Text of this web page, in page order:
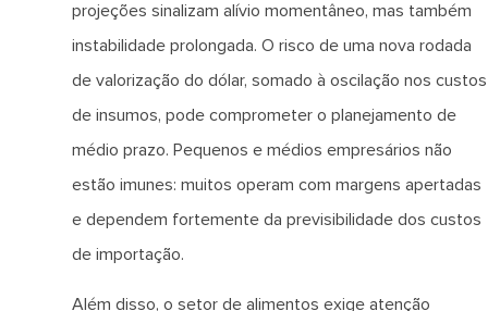
projeções sinalizam alívio momentâneo, mas também
instabilidade prolongada. O risco de uma nova rodada
de valorização do dólar, somado à oscilação nos custos
de insumos, pode comprometer o planejamento de
médio prazo. Pequenos e médios empresários não
estão imunes: muitos operam com margens apertadas
e dependem fortemente da previsibilidade dos custos
de importação.
Além disso, o setor de alimentos exige atenção